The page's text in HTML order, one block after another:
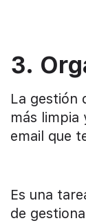
3.
La gestión
más limpia
email que
Es una
de